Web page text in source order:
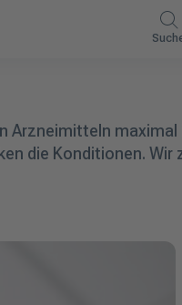
Arzneimitteln maximal
die Konditionen. Wir